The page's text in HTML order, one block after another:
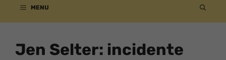
MENU
Jen Selter: incidente